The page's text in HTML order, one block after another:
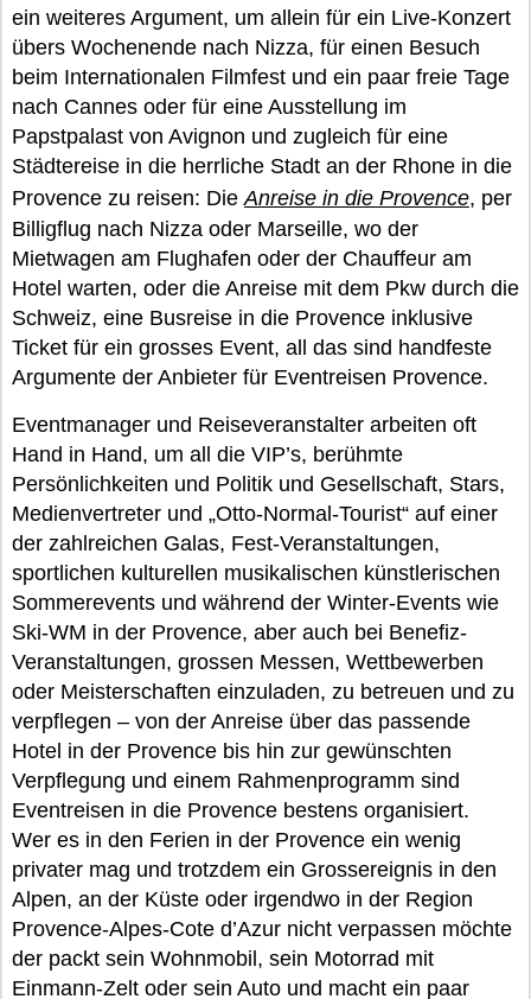
ein weiteres Argument, um allein für ein Live-Konzert
übers Wochenende nach Nizza, für einen Besuch
beim Internationalen Filmfest und ein paar freie Tage
nach Cannes oder für eine Ausstellung im
Papstpalast von Avignon und zugleich für eine
Städtereise in die herrliche Stadt an der Rhone in die
Provence zu reisen: DieAnreise in die Provence, per
Billigflug nach Nizza oder Marseille, wo der
Mietwagen am Flughafen oder der Chauffeur am
Hotel warten, oder die Anreise mit dem Pkw durch die
Schweiz, eine Busreise in die Provence inklusive
Ticket für ein grosses Event, all das sind handfeste
Argumente der Anbieter für Eventreisen Provence.
Eventmanager und Reiseveranstalter arbeiten oft
Hand in Hand, um all die VIP’s, berühmte
Persönlichkeiten und Politik und Gesellschaft, Stars,
Medienvertreter und „Otto-Normal-Tourist“ auf einer
der zahlreichen Galas, Fest-Veranstaltungen,
sportlichen kulturellen musikalischen künstlerischen
Sommerevents und während der Winter-Events wie
Ski-WM in der Provence, aber auch bei Benefiz-
Veranstaltungen, grossen Messen, Wettbewerben
oder Meisterschaften einzuladen, zu betreuen und zu
verpflegen – von der Anreise über das passende
Hotel in der Provence bis hin zur gewünschten
Verpflegung und einem Rahmenprogramm sind
Eventreisen in die Provence bestens organisiert.
Wer es in den Ferien in der Provence ein wenig
privater mag und trotzdem ein Grossereignis in den
Alpen, an der Küste oder irgendwo in der Region
Provence-Alpes-Cote d’Azur nicht verpassen möchte
der packt sein Wohnmobil, sein Motorrad mit
Einmann-Zelt oder sein Auto und macht ein paar